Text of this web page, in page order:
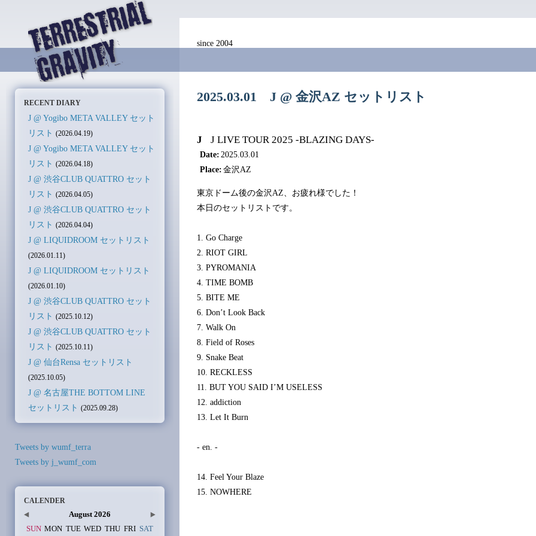
since 2004
2025.03.01 J @ 金沢AZ セットリスト
J J LIVE TOUR 2025 -BLAZING DAYS-
Date: 2025.03.01
Place:金沢AZ
東京ドーム後の金沢AZ、お疲れ様でした！
本日のセットリストです。
1. Go Charge
2. RIOT GIRL
3. PYROMANIA
4. TIME BOMB
5. BITE ME
6. Don’t Look Back
7. Walk On
8. Field of Roses
9. Snake Beat
10. RECKLESS
11. BUT YOU SAID I’M USELESS
12. addiction
13. Let It Burn
- en. -
14. Feel Your Blaze
15. NOWHERE
RECENT DIARY
J @ Yogibo META VALLEY セット
リスト (2026.04.19)
J @ Yogibo META VALLEY セット
リスト (2026.04.18)
J @ 渋谷CLUB QUATTRO セット
リスト (2026.04.05)
J @ 渋谷CLUB QUATTRO セット
リスト (2026.04.04)
J @ LIQUIDROOM セットリスト
(2026.01.11)
J @ LIQUIDROOM セットリスト
(2026.01.10)
J @ 渋谷CLUB QUATTRO セット
リスト (2025.10.12)
J @ 渋谷CLUB QUATTRO セット
リスト (2025.10.11)
J @ 仙台Rensa セットリスト
(2025.10.05)
J @ 名古屋THE BOTTOM LINE
セットリスト (2025.09.28)
Tweets by wumf_terra
Tweets by j_wumf_com
CALENDER
August 2026
SUN MON TUE WED THU FRI SAT